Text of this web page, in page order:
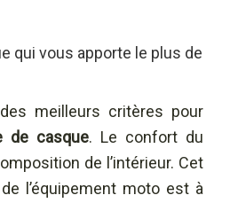
qui vous apporte le plus de
meilleurs critères pour
de casque. Le confort du
de l’intérieur. Cet
l’équipement moto est à